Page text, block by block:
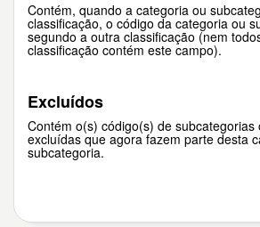
Contém, quando a categoria ou
classificação, o código da categoria ou
segundo a outra classificação (nem
classificação contém este campo).
Excluídos
Contém o(s) código(s) de subcategorias
excluídas que agora fazem parte desta
subcategoria.